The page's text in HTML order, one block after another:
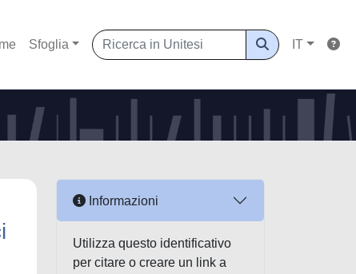
Sfoglia IT
Informazioni
Utilizza questo identificativo
per citare o creare un link a